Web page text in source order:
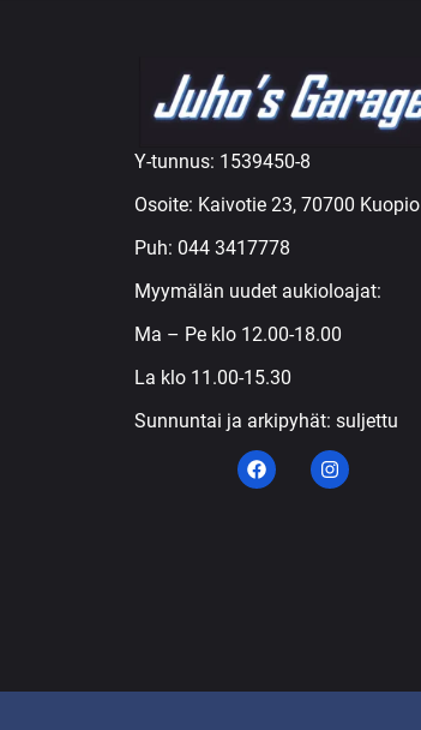
Y-tunnus: 1539450-8
Osoite: Kaivotie 23, 70700 Kuopio
Puh: 044 3417778
Myymälän uudet aukioloajat:
Ma – Pe klo 12.00-18.00
La klo 11.00-15.30
Sunnuntai ja arkipyhät: suljettu